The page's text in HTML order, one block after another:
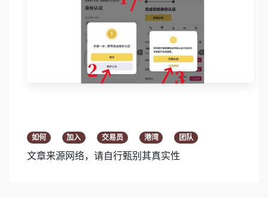
如何 加入 交易员 港湾 团队
文章来源网络，请自行甄别其真实性